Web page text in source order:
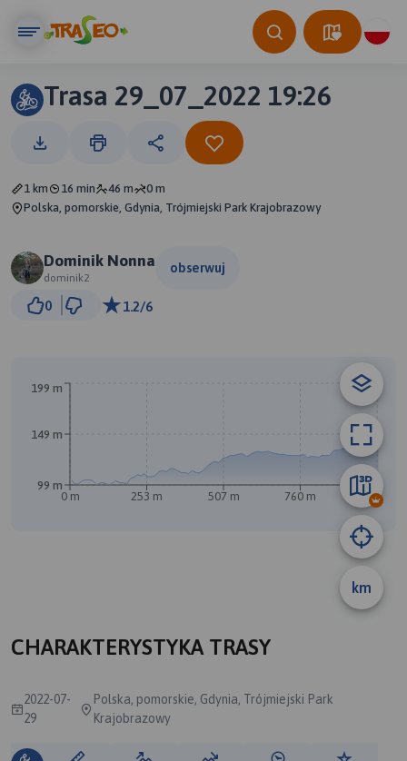
Trasa 29_07_2022 19:26
1 km 16 min 46 m
0 m
Polska, pomorskie, Gdynia, Trójmiejski Park Krajobrazowy
Dominik Nonna
dominik2
obserwuj
0 1.2/6
km
0 m 253 m 507 m 760 m 1 km
99 m
149 m
199 m
CHARAKTERYSTYKA TRASY
2022-07-
29
Polska, pomorskie, Gdynia, Trójmiejski Park
Krajobrazowy